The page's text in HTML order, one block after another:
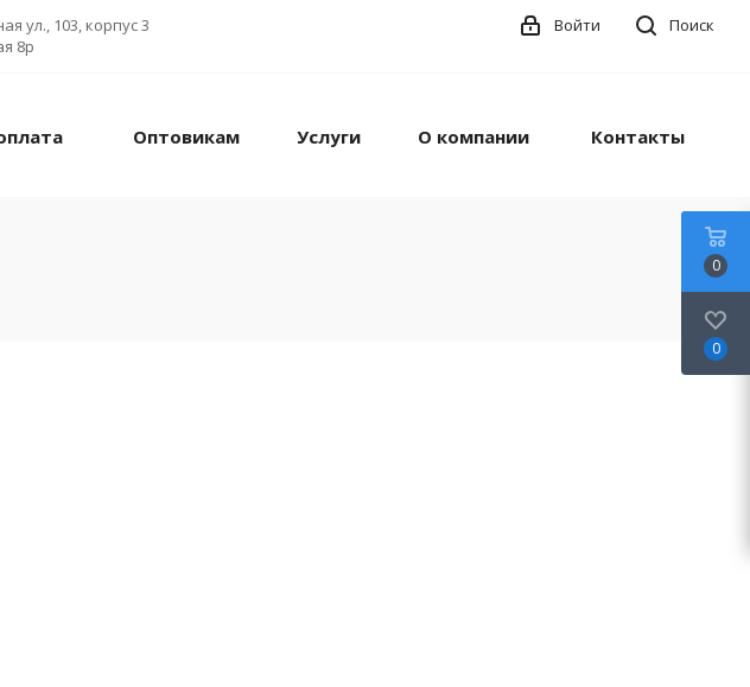
ул., 103, корпус 3
8р
Поиск
Войти
Оптовикам Услуги О компании Контакты
0
0